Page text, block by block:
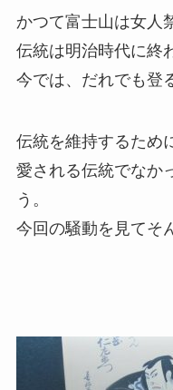
かつて富士山は女人
伝統は明治時代に終
今では、だれでも登
伝統を維持するため
愛される伝統でなか
う。
今回の騒動を見てそ